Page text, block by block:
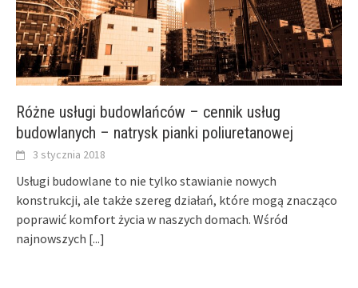
Różne usługi budowlańców – cennik usług
budowlanych – natrysk pianki poliuretanowej
3 stycznia 2018
Usługi budowlane to nie tylko stawianie nowych
konstrukcji, ale także szereg działań, które mogą znacząco
poprawić komfort życia w naszych domach. Wśród
najnowszych [...]